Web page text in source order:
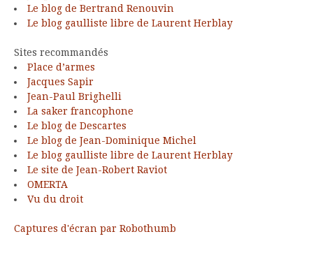
Le blog de Bertrand Renouvin
Le blog gaulliste libre de Laurent Herblay
Sites recommandés
Place d’armes
Jacques Sapir
Jean-Paul Brighelli
La saker francophone
Le blog de Descartes
Le blog de Jean-Dominique Michel
Le blog gaulliste libre de Laurent Herblay
Le site de Jean-Robert Raviot
OMERTA
Vu du droit
Captures d'écran par Robothumb